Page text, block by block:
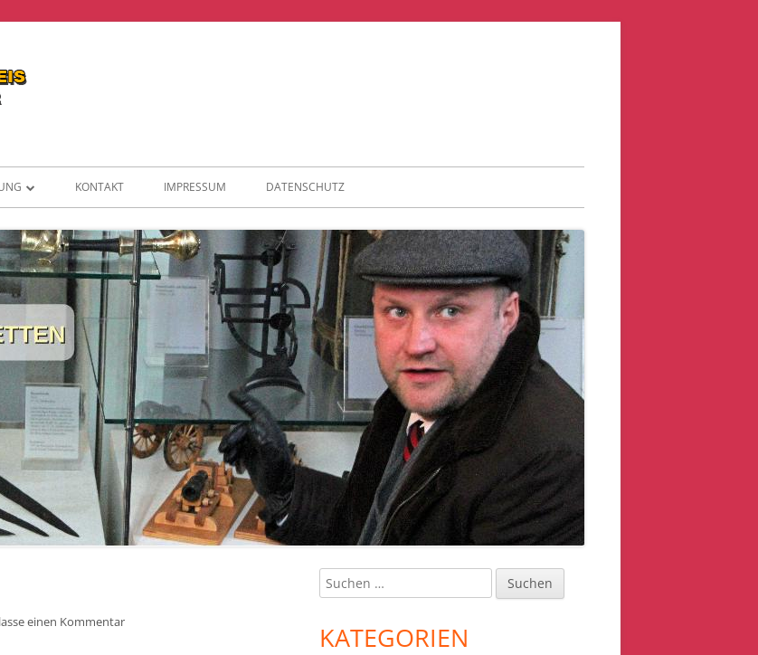
KONTAKT IMPRESSUM DATENSCHUTZ
einen Kommentarzu »FÜNF STELLVERTRETER«
Haupt-
Seitenleiste
Suchen
nach:
KATEGORIEN